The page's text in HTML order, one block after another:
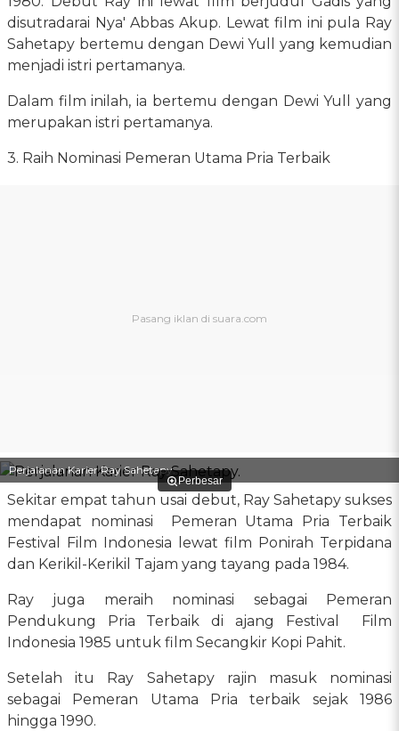
disutradarai Nya' Abbas Akup. Lewat film ini pula Ray
Sahetapy bertemu dengan Dewi Yull yang kemudian
menjadi istri pertamanya.
Dalam film inilah, ia bertemu dengan Dewi Yull yang
merupakan istri pertamanya.
3. Raih Nominasi Pemeran Utama Pria Terbaik
Perbesar
Perjalanan Karier Ray Sahetapy.
Sekitar empat tahun usai debut, Ray Sahetapy sukses
mendapat nominasi Pemeran Utama Pria Terbaik
Festival Film Indonesia lewat film Ponirah Terpidana
dan Kerikil-Kerikil Tajam yang tayang pada 1984.
Ray juga meraih nominasi sebagai Pemeran
Pendukung Pria Terbaik di ajang Festival Film
Indonesia 1985 untuk film Secangkir Kopi Pahit.
Setelah itu Ray Sahetapy rajin masuk nominasi
sebagai Pemeran Utama Pria terbaik sejak 1986
hingga 1990.